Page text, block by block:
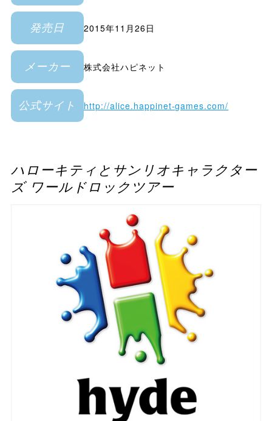
発売日 2015年11月26日
メーカー 株式会社ハピネット
公式サイト http://alice.happinet-games.com/
ハローキティとサンリオキャラクター
ズ ワールドロックツアー